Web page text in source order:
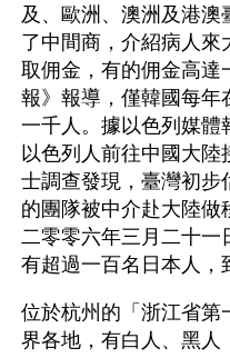
及、歐洲、澳洲及港
了中間商，介紹病人來
取佣金，有的佣金高達
報》報導，僅韓國每年
一千人。據以色列媒體
以色列人前往中國大陸
士調查發現，臺灣初步
的團隊被中介赴大陸做
二零零六年三月二十一
有超過一百名日本人，
位於杭州的「浙江省第
界各地，有白人、黑人